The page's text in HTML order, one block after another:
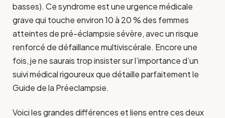
basses). Ce syndrome est une urgence médicale
grave qui touche environ 10 à 20 % des femmes
atteintes de pré-éclampsie sévère, avec un risque
renforcé de défaillance multiviscérale. Encore une
fois, je ne saurais trop insister sur l’importance d’un
suivi médical rigoureux que détaille parfaitement le
Guide de la Préeclampsie.
Voici les grandes différences et liens entre ces deux